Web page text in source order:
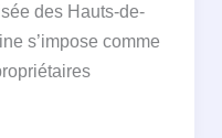
des Hauts-de-
s’impose comme